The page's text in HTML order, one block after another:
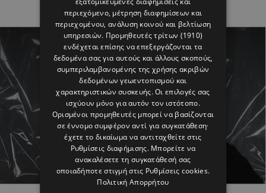
περιεχόμενο, μέτρηση διαφημίσεων και
περιεχομένου, ανάλυση κοινού και βελτίωση
υπηρεσιών. Προμηθευτές τρίτων (1910)
ενδέχεται επίσης να επεξεργάζονται τα
δεδομένα σας για αυτούς και άλλους σκοπούς,
συμπεριλαμβανομένης της χρήσης ακριβών
δεδομένων γεωεντοπισμού και
χαρακτηριστικών συσκευής. Οι επιλογές σας
ισχύουν μόνο για αυτόν τον ιστότοπο.
Ορισμένοι προμηθευτές μπορεί να βασίζονται
σε έννομο συμφέρον αντί για συγκατάθεση·
έχετε το δικαίωμα να αντιταχθείτε στις
Ρυθμίσεις διαφήμισης. Μπορείτε να
ανακαλέσετε τη συγκατάθεσή σας
οποιαδήποτε στιγμή στις Ρυθμίσεις cookies.
Πολιτική Απορρήτου